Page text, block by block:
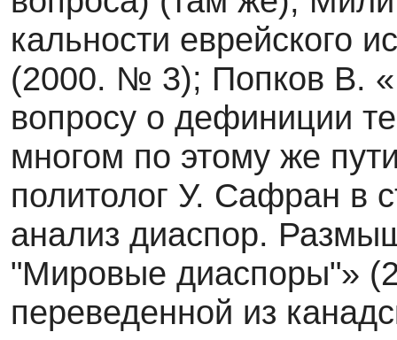
кальности еврейского
(2000. № 3); Попков В.
вопросу о дефиниции
многом по этому же
политолог У. Сафран в
анализ диаспор.
"Ми­ровые диаспоры"»
переведенной из